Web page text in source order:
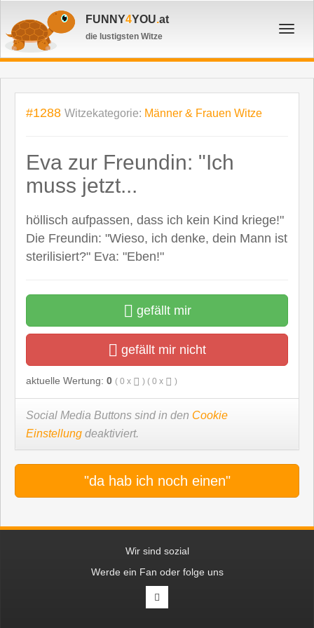
FUNNY4YOU.at
die lustigsten Witze
#1288 Witzekategorie: Männer & Frauen Witze
Eva zur Freundin: "Ich
muss jetzt...
höllisch aufpassen, dass ich kein Kind kriege!"
Die Freundin: "Wieso, ich denke, dein Mann ist
sterilisiert?" Eva: "Eben!"
gefällt mir
gefällt mir nicht
aktuelle Wertung: 0 ( 0 x ) ( 0 x )
Social Media Buttons sind in den Cookie
Einstellung deaktiviert.
"da hab ich noch einen"
Wir sind sozial
Werde ein Fan oder folge uns